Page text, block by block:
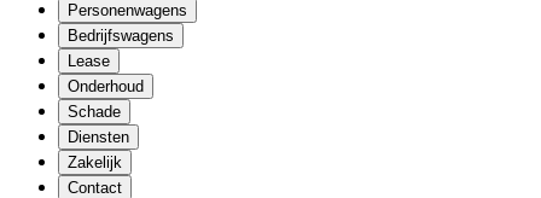
Personenwagens
Bedrijfswagens
Lease
Onderhoud
Schade
Diensten
Zakelijk
Contact